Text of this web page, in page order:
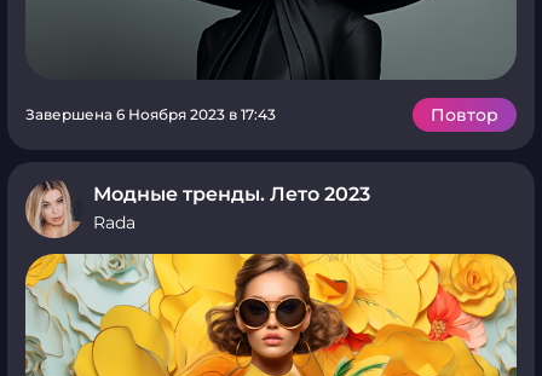
Завершена 6 Ноября 2023 в 17:43 Повтор
Модные тренды. Лето 2023
Rada